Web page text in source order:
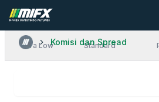
Komisi dan Spread
Ultra Low Standard